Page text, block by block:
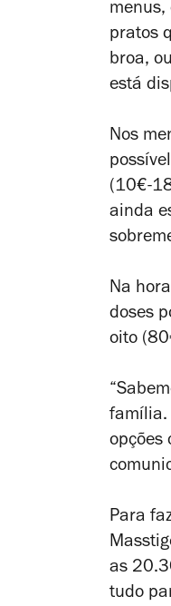
menus,
pratos
broa,
está
Nos
(10€-
ainda
Na
doses
oito
família.
opções
Para
as
tudo